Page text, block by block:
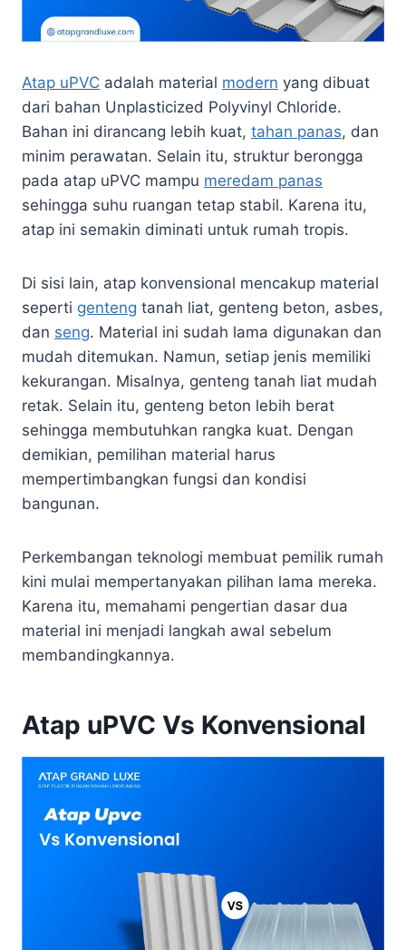
Atap uPVC adalah material modern yang dibuat
dari bahan Unplasticized Polyvinyl Chloride.
Bahan ini dirancang lebih kuat, tahan panas, dan
minim perawatan. Selain itu, struktur berongga
pada atap uPVC mampu meredam panas
sehingga suhu ruangan tetap stabil. Karena itu,
atap ini semakin diminati untuk rumah tropis.
Di sisi lain, atap konvensional mencakup material
seperti genteng tanah liat, genteng beton, asbes,
dan seng. Material ini sudah lama digunakan dan
mudah ditemukan. Namun, setiap jenis memiliki
kekurangan. Misalnya, genteng tanah liat mudah
retak. Selain itu, genteng beton lebih berat
sehingga membutuhkan rangka kuat. Dengan
demikian, pemilihan material harus
mempertimbangkan fungsi dan kondisi
bangunan.
Perkembangan teknologi membuat pemilik rumah
kini mulai mempertanyakan pilihan lama mereka.
Karena itu, memahami pengertian dasar dua
material ini menjadi langkah awal sebelum
membandingkannya.
Atap uPVC Vs Konvensional